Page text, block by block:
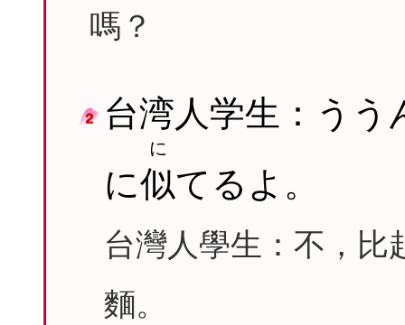
嗎？
台湾人学生：う
に似
に
てるよ。
台灣人學生：不，比
麵。